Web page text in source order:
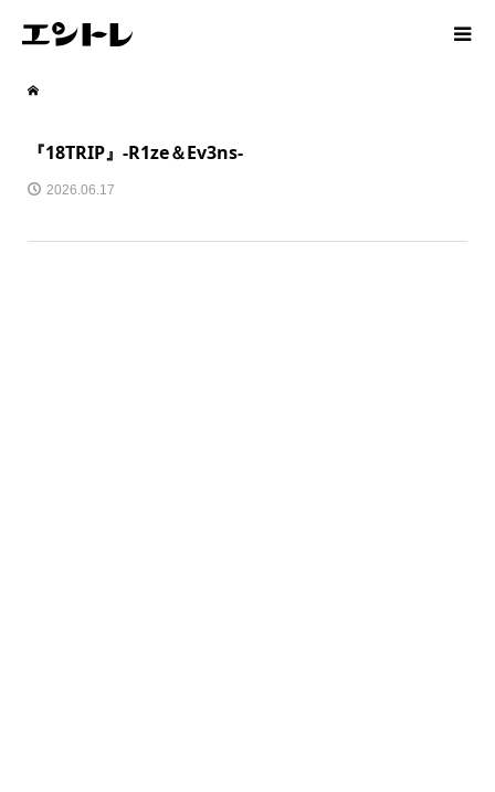
『18TRIP』-R1ze＆Ev3ns-
2026.06.17